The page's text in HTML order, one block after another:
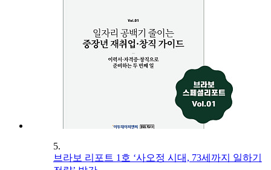
5.
브라보 리포트 1호 ‘사오정 시대, 73세까지 일하기